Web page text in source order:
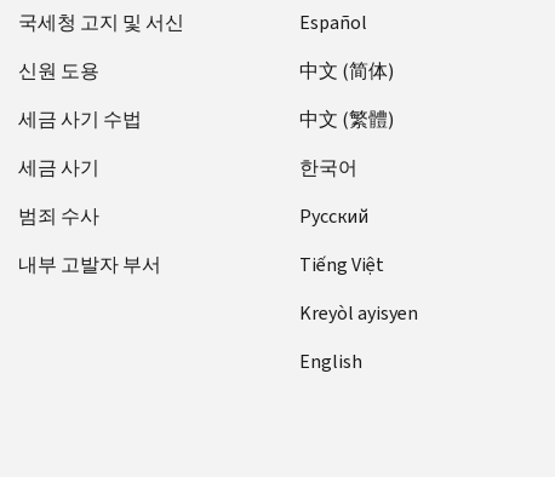
국세청 고지 및 서신
신원 도용
세금 사기 수법
세금 사기
범죄 수사
내부 고발자 부서
Español
中文 (简体)
中文 (繁體)
한국어
Pусский
Tiếng Việt
Kreyòl ayisyen
English